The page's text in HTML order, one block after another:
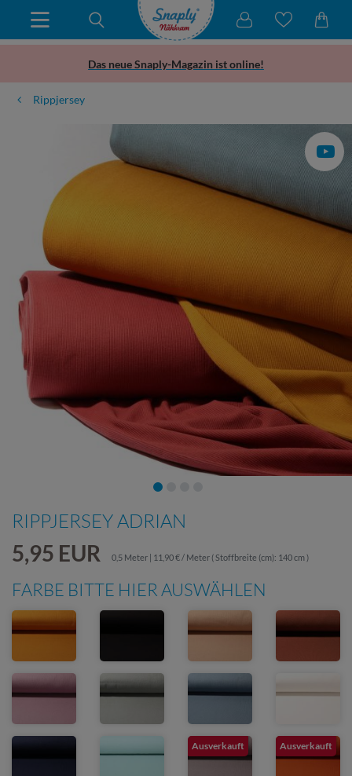
Das neue Snaply-Magazin ist online!
Rippjersey
RIPPJERSEY ADRIAN
5,95 EUR 0,5 Meter | 11,90 € / Meter ( Stoffbreite (cm): 140 cm )
FARBE BITTE HIER AUSWÄHLEN
Ausverkauft Ausverkauft